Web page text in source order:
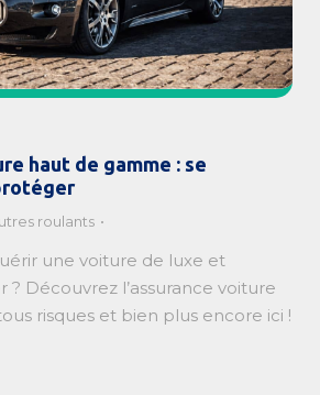
haut de gamme : se
roulants
une voiture de luxe et
? Découvrez l’assurance voiture
risques et bien plus encore ici !